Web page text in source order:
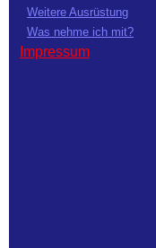
Weitere Ausrüstung
Was nehme ich mit?
Impressum